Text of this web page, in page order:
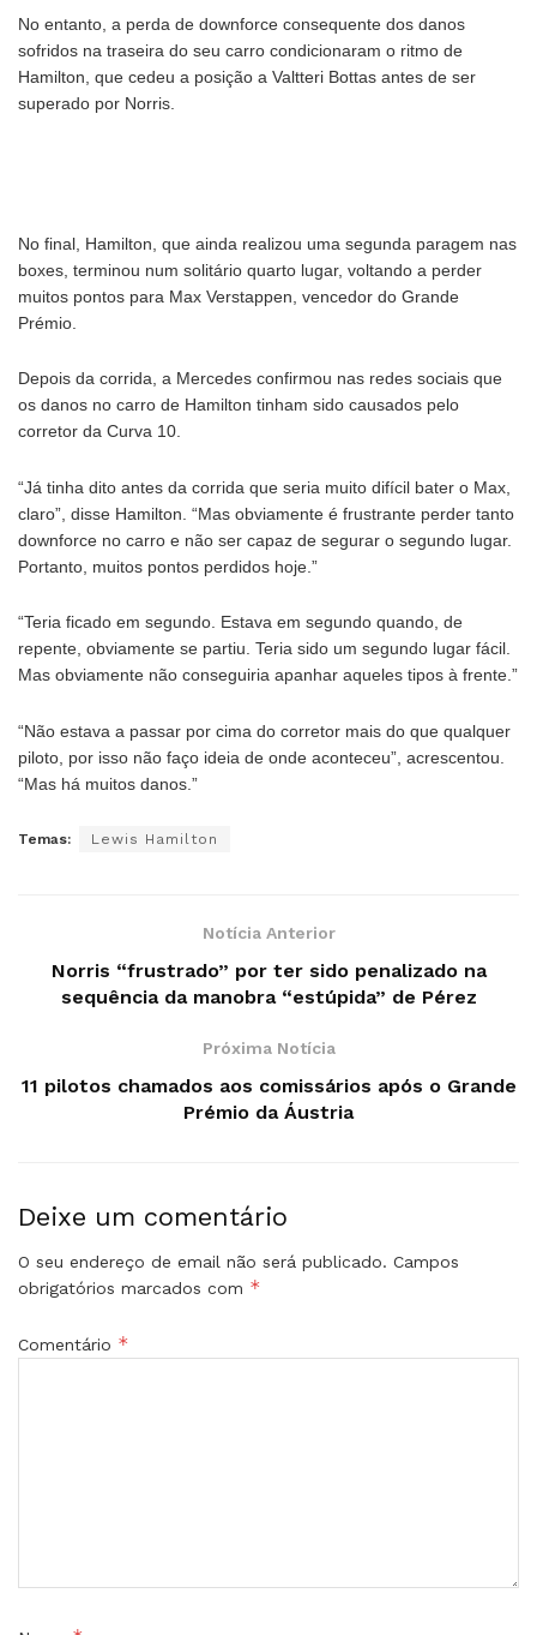
No entanto, a perda de downforce consequente dos danos
sofridos na traseira do seu carro condicionaram o ritmo de
Hamilton, que cedeu a posição a Valtteri Bottas antes de ser
superado por Norris.
No final, Hamilton, que ainda realizou uma segunda paragem nas
boxes, terminou num solitário quarto lugar, voltando a perder
muitos pontos para Max Verstappen, vencedor do Grande
Prémio.
Depois da corrida, a Mercedes confirmou nas redes sociais que
os danos no carro de Hamilton tinham sido causados pelo
corretor da Curva 10.
“Já tinha dito antes da corrida que seria muito difícil bater o Max,
claro”, disse Hamilton. “Mas obviamente é frustrante perder tanto
downforce no carro e não ser capaz de segurar o segundo lugar.
Portanto, muitos pontos perdidos hoje.”
“Teria ficado em segundo. Estava em segundo quando, de
repente, obviamente se partiu. Teria sido um segundo lugar fácil.
Mas obviamente não conseguiria apanhar aqueles tipos à frente.”
“Não estava a passar por cima do corretor mais do que qualquer
piloto, por isso não faço ideia de onde aconteceu”, acrescentou.
“Mas há muitos danos.”
Temas: Lewis Hamilton
Notícia Anterior
Norris “frustrado” por ter sido penalizado na
sequência da manobra “estúpida” de Pérez
Próxima Notícia
11 pilotos chamados aos comissários após o Grande
Prémio da Áustria
Deixe um comentário
O seu endereço de email não será publicado. Campos
obrigatórios marcados com *
Comentário *